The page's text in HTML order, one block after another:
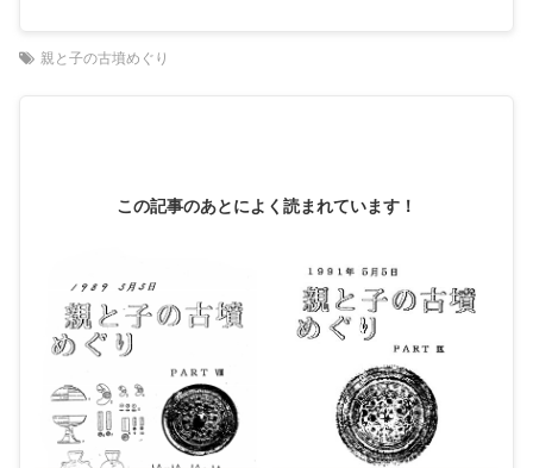
親と子の古墳めぐり
この記事のあとによく読まれています！